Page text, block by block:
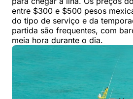
entre $300 e $500 pesos
do tipo de serviço e da
partida são frequentes, com
meia hora durante o dia.